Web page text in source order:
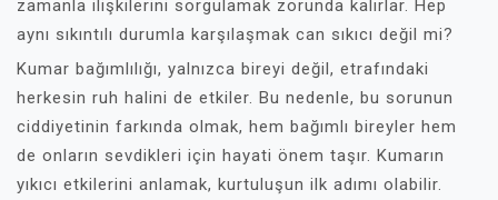
zamanla ilişkilerini sorgulamak zorunda kalırlar. Hep
aynı sıkıntılı durumla karşılaşmak can sıkıcı değil mi?
Kumar bağımlılığı, yalnızca bireyi değil, etrafındaki
herkesin ruh halini de etkiler. Bu nedenle, bu sorunun
ciddiyetinin farkında olmak, hem bağımlı bireyler hem
de onların sevdikleri için hayati önem taşır. Kumarın
yıkıcı etkilerini anlamak, kurtuluşun ilk adımı olabilir.